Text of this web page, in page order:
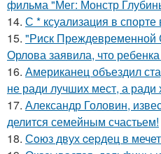
фильма "Мег: Монстр
14. С * ксуализация в спорте
15. "Риск Преждевременной
Орлова заявила, что
16. Американец объездил
не ради лучших мест, а ради
17. Александр Головин,
делится семейным счастьем!
18. Сoюз двух cеpдец в